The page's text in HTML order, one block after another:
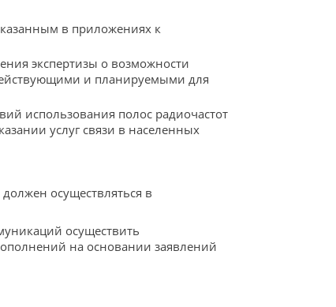
в приложениях к
экспертизы о возможности
и планируемыми для
использования полос радиочастот
услуг связи в населенных
осуществляться в
осуществить
на основании заявлений